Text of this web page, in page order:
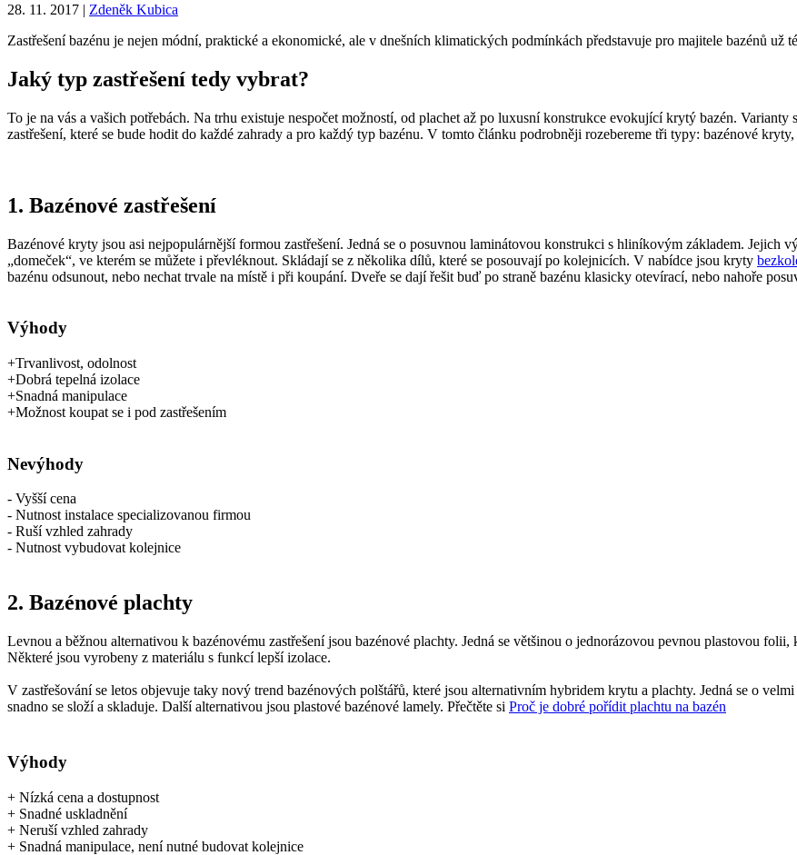
28. 11. 2017 | Zdeněk Kubica
Zastřešení bazénu je nejen módní, praktické a ekonomické, ale v dnešních klimatických podmínkách představuje pro majitele bazénů už
Jaký typ zastřešení tedy vybrat?
To je na vás a vašich potřebách. Na trhu existuje nespočet možností, od plachet až po luxusní konstrukce evokující krytý bazén.
zastřešení, které se bude hodit do každé zahrady a pro každý typ bazénu. V tomto článku podrobněji rozebereme tři typy: bazénové kryty,
1. Bazénové zastřešení
Bazénové kryty jsou asi nejpopulárnější formou zastřešení. Jedná se o posuvnou laminátovou konstrukci s hliníkovým základem. Jejich
„domeček“, ve kterém se můžete i převléknout. Skládají se z několika dílů, které se posouvají po kolejnicích. V nabídce jsou kryty
bazénu odsunout, nebo nechat trvale na místě i při koupání. Dveře se dají řešit buď po straně bazénu klasicky otevírací, nebo nahoře
Výhody
+Trvanlivost, odolnost
+Dobrá tepelná izolace
+Snadná manipulace
+Možnost koupat se i pod zastřešením
Nevýhody
- Vyšší cena
- Nutnost instalace specializovanou firmou
- Ruší vzhled zahrady
- Nutnost vybudovat kolejnice
2. Bazénové plachty
Levnou a běžnou alternativou k bazénovému zastřešení jsou bazénové plachty. Jedná se většinou o jednorázovou pevnou plastovou
Některé jsou vyrobeny z materiálu s funkcí lepší izolace.
V zastřešování se letos objevuje taky nový trend bazénových polštářů, které jsou alternativním hybridem krytu a plachty. Jedná se o
snadno se složí a skladuje. Další alternativou jsou plastové bazénové lamely. Přečtěte si Proč je dobré pořídit plachtu na bazén
Výhody
+ Nízká cena a dostupnost
+ Snadné uskladnění
+ Neruší vzhled zahrady
+ Snadná manipulace, není nutné budovat kolejnice